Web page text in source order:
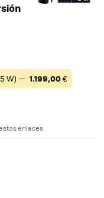
W) — 1.199,00€
enlaces